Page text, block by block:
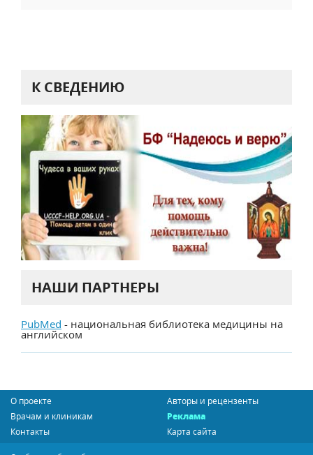
К СВЕДЕНИЮ
НАШИ ПАРТНЕРЫ
PubMed - национальная библиотека медицины на
английском
О проекте
Авторы и рецензенты
Врачам и клиникам
Реклама
Контакты
Карта сайта